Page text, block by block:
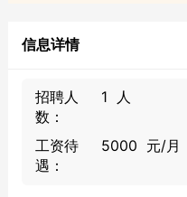
信息详情
招聘人
数：
1 人
工资待
遇：
5000 元/月